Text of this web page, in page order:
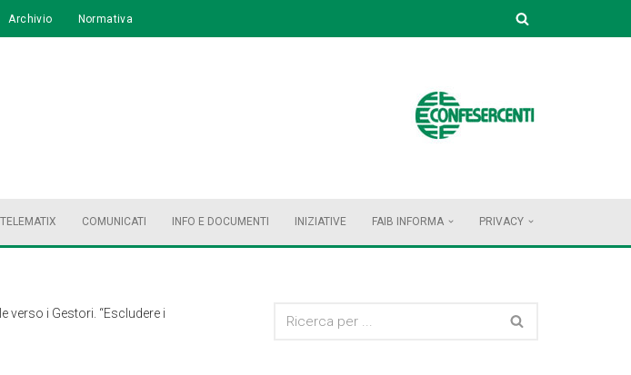
Archivio Normativa
TELEMATIX COMUNICATI INFO E DOCUMENTI INIZIATIVE FAIB INFORMA PRIVACY
verso i Gestori. “Escludere i